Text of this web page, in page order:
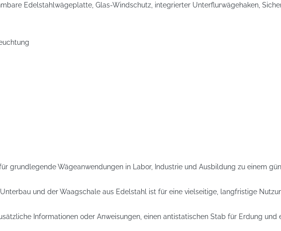
Edelstahlwägeplatte, Glas-Windschutz, integrierter Unterflurwägehaken,
grundlegende Wägeanwendungen in Labor, Industrie und Ausbildung zu einem
und der Waagschale aus Edelstahl ist für eine vielseitige, langfristige
Informationen oder Anweisungen, einen antistatischen Stab für Erdung und